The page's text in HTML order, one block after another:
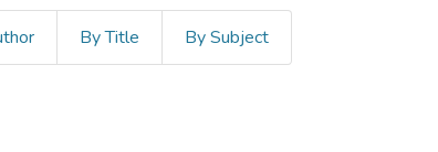
By Title By Subject